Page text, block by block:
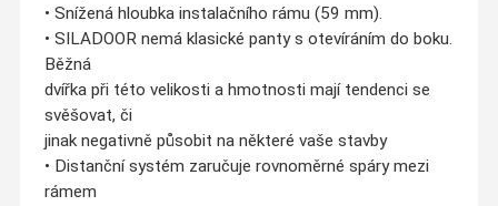
• Snížená hloubka instalačního rámu (59 mm).
• SILADOOR nemá klasické panty s otevíráním do boku.
Běžná
dvířka při této velikosti a hmotnosti mají tendenci se
svěšovat, či
jinak negativně působit na některé vaše stavby
• Distanční systém zaručuje rovnoměrné spáry mezi
rámem